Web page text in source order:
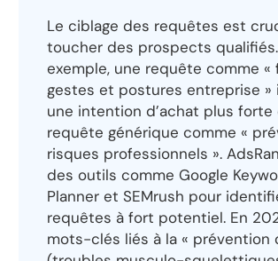
Le ciblage des requêtes est
toucher des prospects
exemple, une requête comme «
gestes et postures entreprise »
une intention d’achat plus forte
requête générique comme «
risques professionnels ».
des outils comme Google
Planner et SEMrush pour
requêtes à fort potentiel. En
mots-clés liés à la « prévention